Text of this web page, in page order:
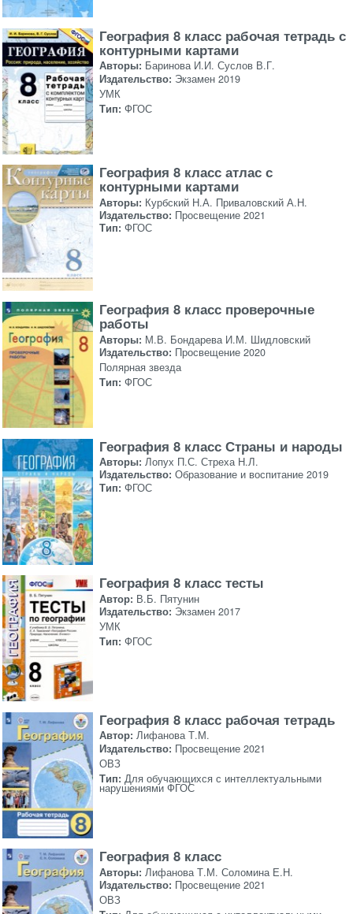
География 8 класс рабочая тетрадь с
контурными картами
Авторы: Баринова И.И. Суслов В.Г.
Издательство: Экзамен 2019
УМК
Тип: ФГОС
География 8 класс атлас с
контурными картами
Авторы: Курбский Н.А. Приваловский А.Н.
Издательство: Просвещение 2021
Тип: ФГОС
География 8 класс проверочные
работы
Авторы: М.В. Бондарева И.М. Шидловский
Издательство: Просвещение 2020
Полярная звезда
Тип: ФГОС
География 8 класс Страны и народы
Авторы: Лопух П.С. Стреха Н.Л.
Издательство: Образование и воспитание 2019
Тип: ФГОС
География 8 класс тесты
Автор: В.Б. Пятунин
Издательство: Экзамен 2017
УМК
Тип: ФГОС
География 8 класс рабочая тетрадь
Автор: Лифанова Т.М.
Издательство: Просвещение 2021
ОВЗ
Тип: Для обучающихся с интеллектуальными
нарушениями ФГОС
География 8 класс
Авторы: Лифанова Т.М. Соломина Е.Н.
Издательство: Просвещение 2021
ОВЗ